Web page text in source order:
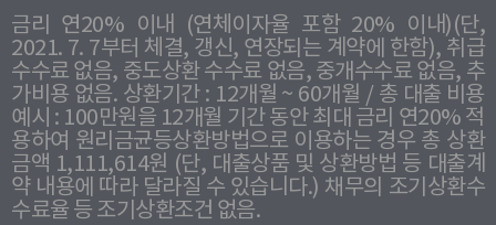
금리 연20% 이내 (연체이자율 포함 20% 이내)(단,
2021. 7. 7부터 체결, 갱신, 연장되는 계약에 한함), 취급
수수료 없음, 중도상환 수수료 없음, 중개수수료 없음, 추
가비용 없음. 상환기간 : 12개월 ~ 60개월 / 총 대출 비용
예시 : 100만원을 12개월 기간 동안 최대 금리 연20% 적
용하여 원리금균등상환방법으로 이용하는 경우 총 상환
금액 1,111,614원 (단, 대출상품 및 상환방법 등 대출계
약 내용에 따라 달라질 수 있습니다.) 채무의 조기상환수
수료율 등 조기상환조건 없음.